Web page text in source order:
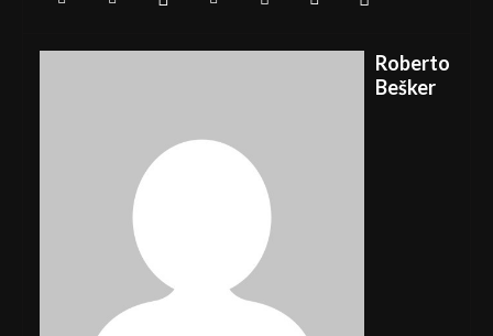
Roberto
Bešker